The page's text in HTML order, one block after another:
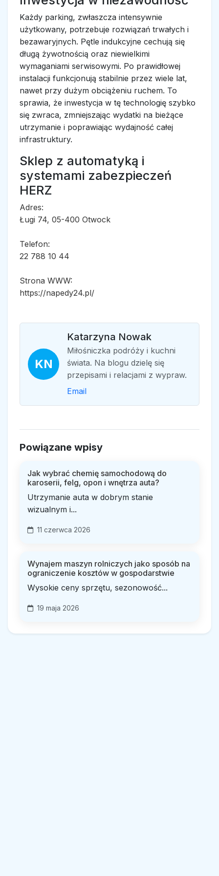
Każdy parking, zwłaszcza intensywnie
użytkowany, potrzebuje rozwiązań trwałych i
bezawaryjnych. Pętle indukcyjne cechują się
długą żywotnością oraz niewielkimi
wymaganiami serwisowymi. Po prawidłowej
instalacji funkcjonują stabilnie przez wiele lat,
nawet przy dużym obciążeniu ruchem. To
sprawia, że inwestycja w tę technologię szybko
się zwraca, zmniejszając wydatki na bieżące
utrzymanie i poprawiając wydajność całej
infrastruktury.
Sklep z automatyką i
systemami zabezpieczeń
HERZ
Adres:
Ługi 74, 05-400 Otwock
Telefon:
22 788 10 44
Strona WWW:
https://napedy24.pl/
KN
Katarzyna Nowak
Miłośniczka podróży i kuchni
świata. Na blogu dzielę się
przepisami i relacjami z wypraw.
Email
Powiązane wpisy
Jak wybrać chemię samochodową do
karoserii, felg, opon i wnętrza auta?
Utrzymanie auta w dobrym stanie
wizualnym i...
11 czerwca 2026
Wynajem maszyn rolniczych jako sposób na
ograniczenie kosztów w gospodarstwie
Wysokie ceny sprzętu, sezonowość...
19 maja 2026